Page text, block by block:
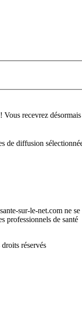
recevrez désormais
de diffusion
sur-le-net.com ne se
professionnels de santé
réservés